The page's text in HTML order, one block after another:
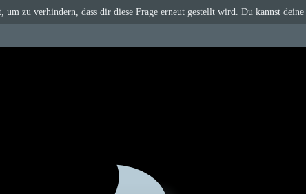
zu verhindern, dass dir diese Frage erneut gestellt wird. Du kannst